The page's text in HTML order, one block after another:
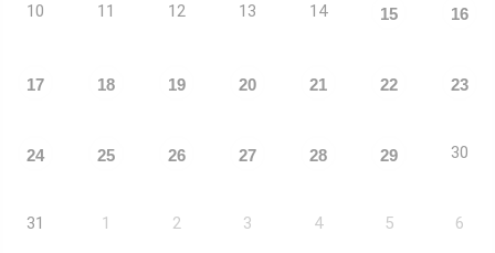
10 11 12 13 14 15 16
17 18 19 20 21 22 23
24 25 26 27 28 29 30
31 1 2 3 4 5 6